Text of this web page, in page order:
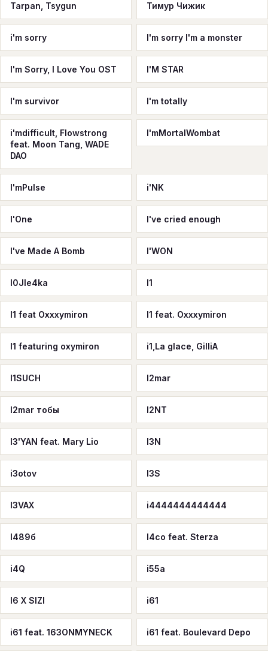
Tarpan, Tsygun
Тимур Чижик
i'm sorry I'm sorry I'm a monster
I'm Sorry, I Love You OST I'M STAR
I'm survivor I'm totally
i'mdifficult, Flowstrong
feat. Moon Tang, WADE
DAO
I'mMortalWombat
I'mPulse i'NK
I'One I've cried enough
I've Made A Bomb I'WON
I0JIe4ka I1
I1 feat Oxxxymiron I1 feat. Oxxxymiron
I1 featuring oxymiron i1,La glace, GilliA
I1SUCH I2mar
I2mar тобы I2NT
I3'YAN feat. Mary Lio I3N
i3otov I3S
I3VAX i4444444444444
I489б I4co feat. Sterza
i4Q i55a
I6 X SIZI i61
i61 feat. 163ONMYNECK i61 feat. Boulevard Depo